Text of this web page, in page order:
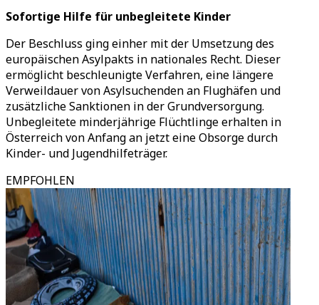
Sofortige Hilfe für unbegleitete Kinder
Der Beschluss ging einher mit der Umsetzung des
europäischen Asylpakts in nationales Recht. Dieser
ermöglicht beschleunigte Verfahren, eine längere
Verweildauer von Asylsuchenden an Flughäfen und
zusätzliche Sanktionen in der Grundversorgung.
Unbegleitete minderjährige Flüchtlinge erhalten in
Österreich von Anfang an jetzt eine Obsorge durch
Kinder- und Jugendhilfeträger.
EMPFOHLEN